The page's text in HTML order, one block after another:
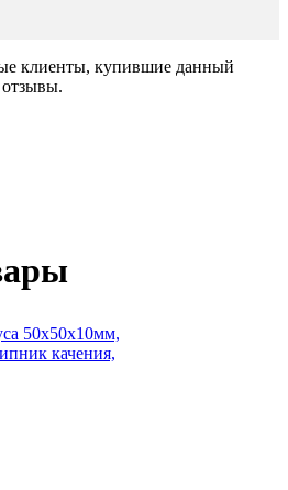
клиенты, купившие данный
отзывы.